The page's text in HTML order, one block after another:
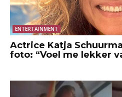
ENTERTAINMENT
Actrice Katja
foto: “Voel me lekker